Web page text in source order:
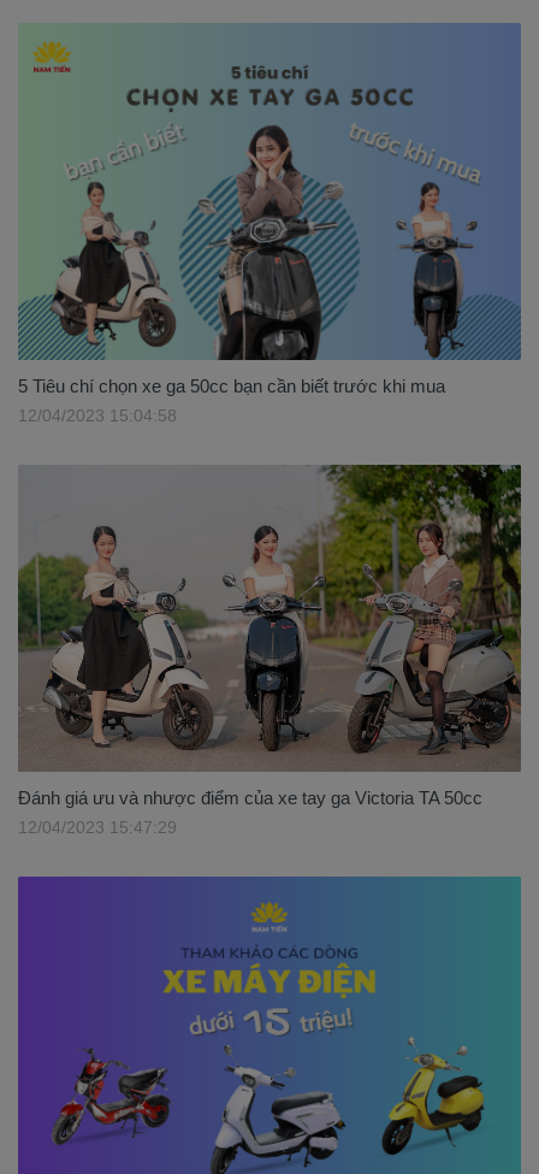
5 Tiêu chí chọn xe ga 50cc bạn cần biết trước khi mua
12/04/2023 15:04:58
Đánh giá ưu và nhược điểm của xe tay ga Victoria TA 50cc
12/04/2023 15:47:29